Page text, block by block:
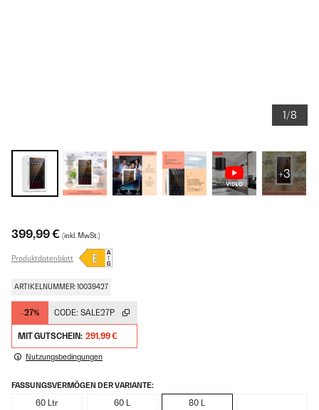
1/8
+3
399,99 € (inkl. MwSt.)
Produktdatenblatt
ARTIKELNUMMER: 10039427
-27% CODE: SALE27P
MIT GUTSCHEIN: 291,99 €
Nutzungsbedingungen
FASSUNGSVERMÖGEN DER VARIANTE:
60 Ltr 60 L 80 L